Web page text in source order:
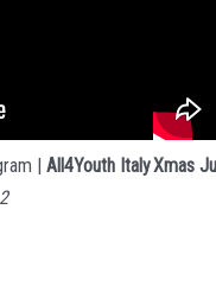
| All4Youth ItalyXmas